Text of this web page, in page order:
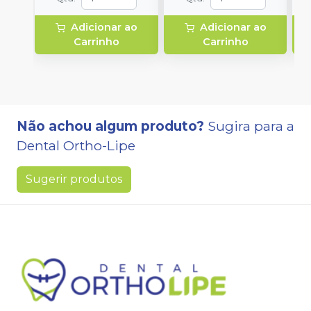
Adicionar ao
Carrinho
Adicionar ao
Carrinho
Não achou algum produto? Sugira para a
Dental Ortho-Lipe
Sugerir produtos